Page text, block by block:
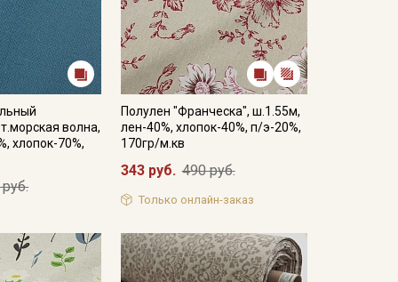
волна,
хлопок-70%,
Полулен "Франческа", ш.1.55м,
лен-40%, хлопок-40%, п/э-20%,
170гр/м.кв
343 руб. 490 руб.
Только онлайн-заказ